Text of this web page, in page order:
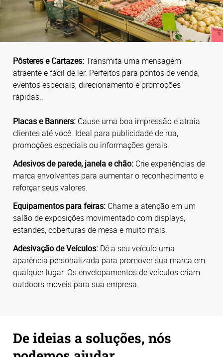
Pôsteres e Cartazes:Transmita uma mensagem
atraente e fácil de ler. Perfeitos para pontos de venda,
eventos especiais, direcionamento e promoções
rápidas..
Placas e Banners: Cause uma boa impressão e atraia
clientes até você. Ideal para publicidade de rua,
promoções especiais ou informações gerais.
Adesivos de parede, janela e chão: Crie experiências de
marca envolventes para aumentar o reconhecimento e
reforçar seus valores.
Equipamentos para feiras: Chame a atenção em um
salão de exposições movimentado com displays,
estandes, coberturas de mesa e muito mais.
Adesivação de Veículos: Dê a seu veículo uma
aparência personalizada para promover sua marca em
qualquer lugar. Os envelopamentos de veículos criam
outdoors móveis para sua empresa.
De ideias a soluções, nós